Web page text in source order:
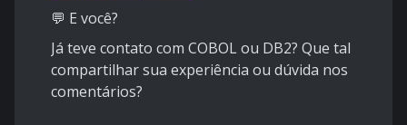
💬 E você?
Já teve contato com COBOL ou DB2? Que tal
compartilhar sua experiência ou dúvida nos
comentários?